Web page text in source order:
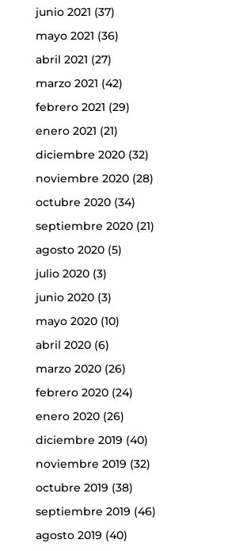
junio 2021 (37)
mayo 2021 (36)
abril 2021 (27)
marzo 2021 (42)
febrero 2021 (29)
enero 2021 (21)
diciembre 2020(32)
noviembre 2020(28)
octubre 2020(34)
septiembre 2020(21)
agosto 2020(5)
julio 2020(3)
junio 2020(3)
mayo 2020(10)
abril 2020(6)
marzo 2020(26)
febrero 2020(24)
enero 2020(26)
diciembre 2019 (40)
noviembre 2019 (32)
octubre 2019 (38)
septiembre 2019 (46)
agosto 2019 (40)